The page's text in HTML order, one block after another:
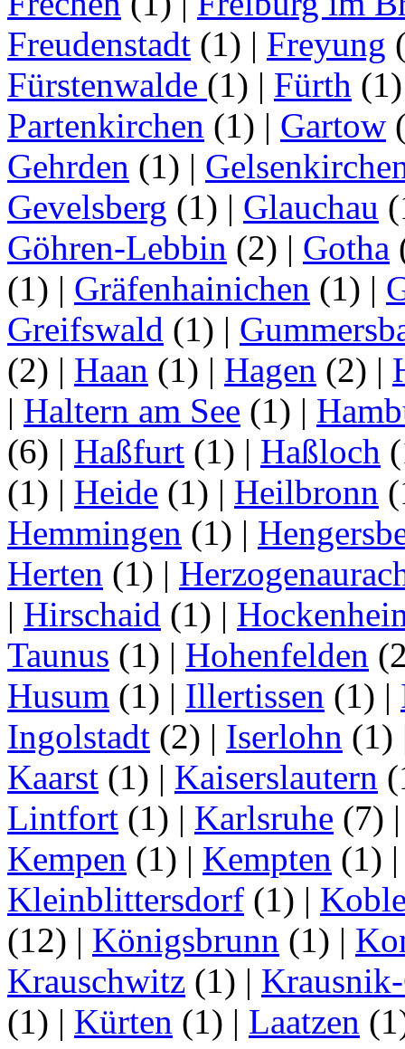
Freudenstadt (1) | Freyung
Fürstenwalde (1) | Fürth
Partenkirchen (1) | Gartow
Gehrden (1) |
Gevelsberg (1) | Glauchau
Göhren-Lebbin (2) | Gotha
(1) | Gräfenhainichen (1) |
Greifswald (1) |
(2) | Haan (1) | Hagen (2) |
| Haltern am See (1) |
(6) | Haßfurt (1) | Haßloch
(1) | Heide (1) | Heilbronn
Hemmingen (1) |
Herten (1) |
| Hirschaid (1) |
Taunus (1) | Hohenfelden
Husum (1) | Illertissen (1) |
Ingolstadt (2) | Iserlohn (1)
Kaarst (1) | Kaiserslautern
Lintfort (1) | Karlsruhe (7)
Kempen (1) | Kempten (1)
Kleinblittersdorf (1) |
(12) | Königsbrunn (1) |
Krauschwitz (1) |
(1) | Kürten (1) | Laatzen